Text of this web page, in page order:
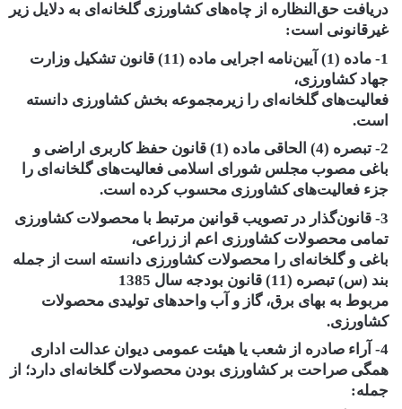
دریافت حق‌النظاره از چاه‌های کشاورزی گلخانه‌ای به دلایل زیر
غیرقانونی است:
1- ماده (1) آیین‌نامه اجرایی ماده (11) قانون تشکیل وزارت
جهاد کشاورزی،
فعالیت‌های گلخانه‌ای را زیرمجموعه بخش کشاورزی دانسته
است.
2- تبصره (4) الحاقی ماده (1) قانون حفظ کاربری اراضی و
باغی مصوب مجلس شورای اسلامی فعالیت‌های گلخانه‌ای را
جزء فعالیت‌های کشاورزی محسوب کرده است.
3- قانون‌گذار در تصویب قوانین مرتبط با محصولات کشاورزی
تمامی محصولات کشاورزی اعم از زراعی،
باغی و گلخانه‌ای را محصولات کشاورزی دانسته است از جمله
بند (س) تبصره (11) قانون بودجه سال 1385
مربوط به بهای برق، گاز و آب واحدهای تولیدی محصولات
کشاورزی.
4- آراء صادره از شعب یا هیئت عمومی دیوان عدالت اداری
همگی صراحت بر کشاورزی بودن محصولات گلخانه‌ای دارد؛ از
جمله: